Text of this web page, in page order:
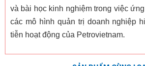
và bài học kinh nghiệm trong việc
các mô hình quản trị doanh nghiệp
tiễn hoạt động của Petrovietnam.